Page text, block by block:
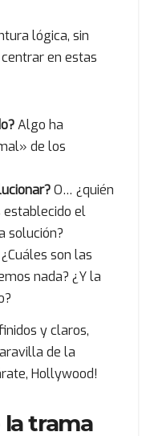
lógica, sin
en estas
Algo ha
de los
O… ¿quién
establecido el
solución?
¿Cuáles son las
nada? ¿Y la
y claros,
de la
Hollywood!
la trama